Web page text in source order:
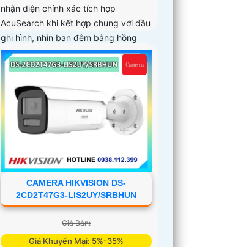
nhận diện chính xác tích hợp
AcuSearch khi kết hợp chung với đầu
ghi hình, nhìn ban đêm bằng hồng
ngoại 50m
CAMERA HIKVISION DS-
2CD2T47G3-LIS2UY/SRBHUN
Giá Bán:
Giá Khuyến Mại: 5%-35%